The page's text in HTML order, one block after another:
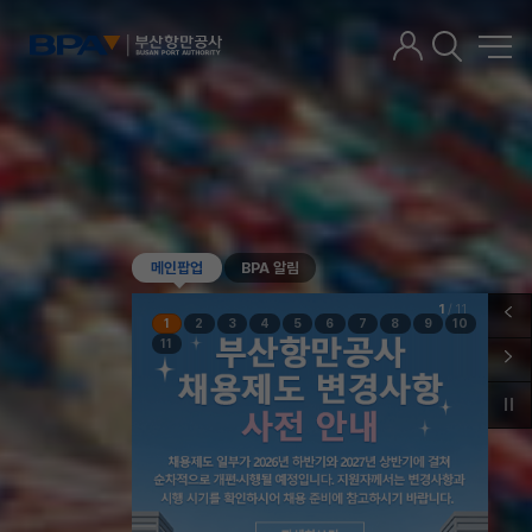
메인팝업 BPA 알림
1 / 11
1 2 3 4 5 6 7 8 9
10
11